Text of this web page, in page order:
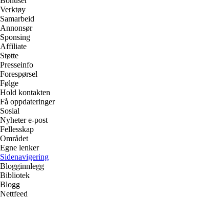
Verktøy
Samarbeid
Annonsør
Sponsing
Affiliate
Støtte
Presseinfo
Forespørsel
Følge
Hold kontakten
Få oppdateringer
Sosial
Nyheter e-post
Fellesskap
Området
Egne lenker
Sidenavigering
Blogginnlegg
Bibliotek
Blogg
Nettfeed